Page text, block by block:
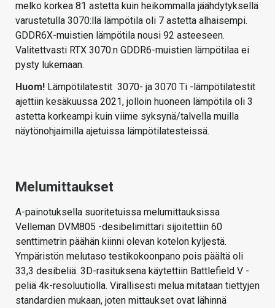
melko korkea 81 astetta kuin heikommalla jäähdytyksellä
varustetulla 3070:llä lämpötila oli 7 astetta alhaisempi.
GDDR6X-muistien lämpötila nousi 92 asteeseen.
Valitettvasti RTX 3070:n GDDR6-muistien lämpötilaa ei
pysty lukemaan.
Huom! Lämpötilatestit 3070- ja 3070 Ti -lämpötilatestit
ajettiin kesäkuussa 2021, jolloin huoneen lämpötila oli 3
astetta korkeampi kuin viime syksynä/talvella muilla
näytönohjaimilla ajetuissa lämpötilatesteissä.
Melumittaukset
A-painotuksella suoritetuissa melumittauksissa
Velleman DVM805 -desibelimittari sijoitettiin 60
senttimetrin päähän kiinni olevan kotelon kyljestä.
Ympäristön melutaso testikokoonpano pois päältä oli
33,3 desibeliä. 3D-rasituksena käytettiin Battlefield V -
peliä 4k-resoluutiolla. Virallisesti melua mitataan tiettyjen
standardien mukaan, joten mittaukset ovat lähinnä